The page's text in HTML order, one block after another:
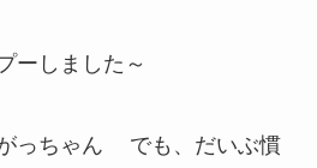
ーしました～
っちゃん
でも、だいぶ慣